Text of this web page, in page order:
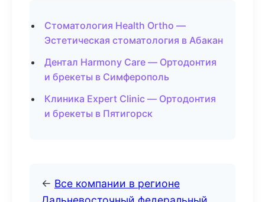
Стоматология Health Ortho —
Эстетическая стоматология в Абакан
Дентал Harmony Care — Ортодонтия
и брекеты в Симферополь
Клиника Expert Clinic — Ортодонтия
и брекеты в Пятигорск
← Все компании в регионе